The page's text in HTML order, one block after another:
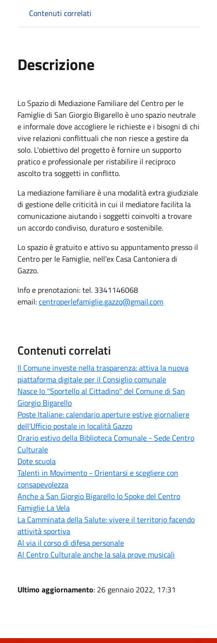
Contenuti correlati
Descrizione
Lo Spazio di Mediazione Familiare del Centro per le
Famiglie di San Giorgio Bigarello è uno spazio neutrale
e informale dove accogliere le richieste e i bisogni di chi
vive relazioni conflittuali che non riesce a gestire da
solo. L'obiettivo del progetto è fornire un supporto
pratico e professionale per ristabilire il reciproco
ascolto tra soggetti in conflitto.
La mediazione familiare è una modalità extra giudiziale
di gestione delle criticità in cui il mediatore facilita la
comunicazione aiutando i soggetti coinvolti a trovare
un accordo condiviso, duraturo e sostenibile.
Lo spazio è gratuito e attivo su appuntamento presso il
Centro per le Famiglie, nell'ex Casa Cantoniera di
Gazzo.
Info e prenotazioni: tel. 3341146068
email:centroperlefamiglie.gazzo@gmail.com
Contenuti correlati
Il Comune investe nella trasparenza: attiva la nuova
piattaforma digitale per il Consiglio comunale
Nasce lo "Sportello al Cittadino" del Comune di San
Giorgio Bigarello
Poste Italiane: calendario aperture estive giornaliere
dell'Ufficio postale in località Gazzo
Orario estivo della Biblioteca Comunale - Sede Centro
Culturale
Dote scuola
Talenti in Movimento - Orientarsi e scegliere con
consapevolezza
Anche a San Giorgio Bigarello lo Spoke del Centro
Famiglie La Vela
La Camminata della Salute: vivere il territorio facendo
attività sportiva
Al via il corso di difesa personale
Al Centro Culturale anche la sala prove musicali
Ultimo aggiornamento: 26 gennaio 2022, 17:31